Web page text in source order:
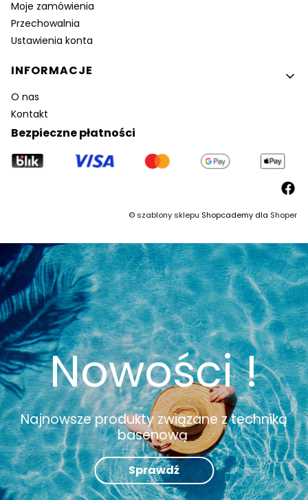
Moje zamówienia
Przechowalnia
Ustawienia konta
INFORMACJE
O nas
Kontakt
Bezpieczne płatności
©szablony sklepu Shopcademy dla Shoper
Nowości !
Najnowsze produkty związane z techniką
basenową
Sprawdź